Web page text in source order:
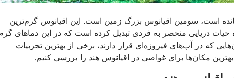
سطح زمین را پوشانده است، سومین اقیانوس بزرگ زمین است. این اقیانوس گرم‌ترین
حیات دریایی منحصر به فردی تبدیل کرده است که در این دماهای
که در آب‌های فیروزه‌ای قرار دارند، برخی از بهترین تجربیات
بهترین مکان‌ها برای غواصی در اقیانوس هند را بررسی کنیم.